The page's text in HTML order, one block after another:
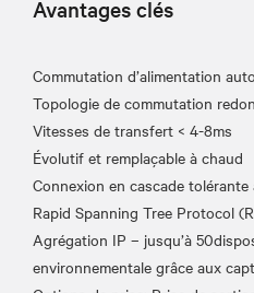
Avantages clés
Commutation d’alimentation
Topologie de commutation
Vitesses de transfert < 4-8ms
Évolutif et remplaçable à chaud
Connexion en cascade
Rapid Spanning Tree Protocol
Agrégation IP – jusqu’à
environnementale grâce aux